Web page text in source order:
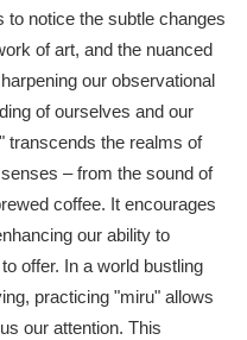
to notice the subtle changes
of art, and the nuanced
our observational
of ourselves and our
transcends the realms of
– from the sound of
coffee. It encourages
our ability to
offer. In a world bustling
practicing "miru" allows
our attention. This